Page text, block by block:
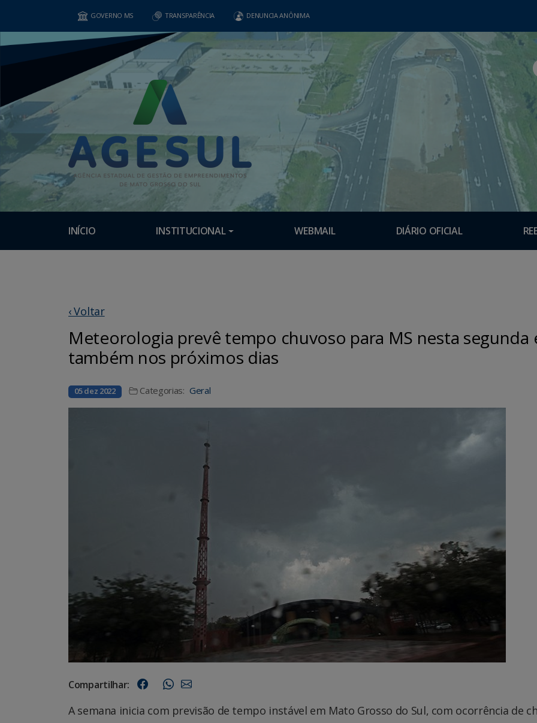
GOVERNO MS TRANSPARÊNCIA DENUNCIA ANÔNIMA
INÍCIO INSTITUCIONAL WEBMAIL DIÁRIO OFICIAL
‹ Voltar
Meteorologia prevê tempo chuvoso para MS nesta segunda
também nos próximos dias
05 dez 2022 Categorias: Geral
Compartilhar:
A semana inicia com previsão de tempo instável em Mato Grosso do Sul, com ocorrência de